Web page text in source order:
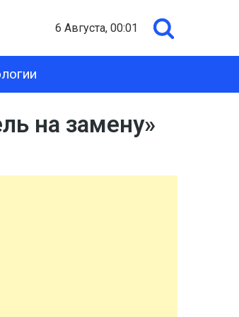
6 Августа, 00:01
на замену»